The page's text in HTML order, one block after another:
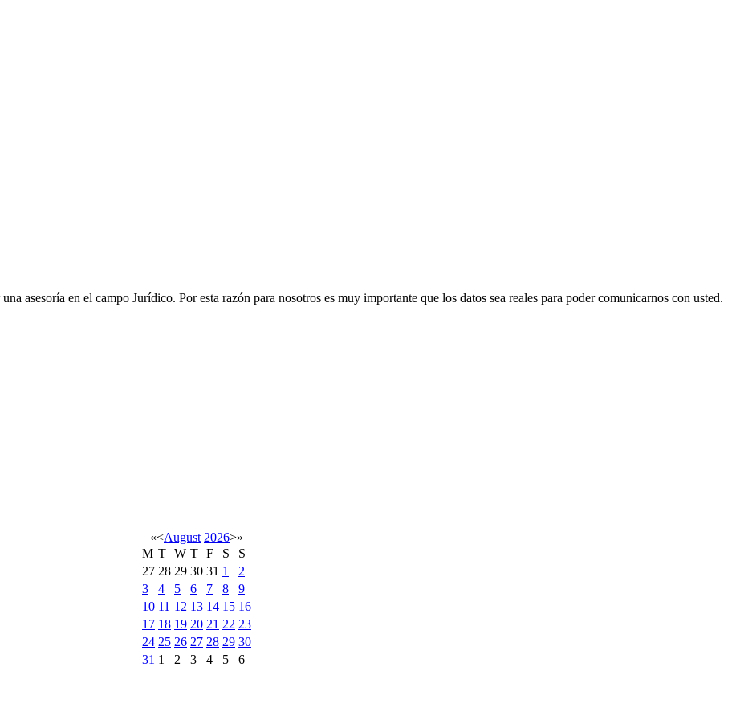
asesoría en el campo Jurídico. Por esta razón para nosotros es muy importante que los datos sea reales para poder comunicarnos con usted.
«<August 2026>»
M T W T F S
S
27 28 29 30 31 1
2
3
4 5 6 7 8
9
10 11 12 13 14 15 16
17 18 19 20 21 22 23
24 25 26 27 28 29 30
31 1 2 3 4 5
6